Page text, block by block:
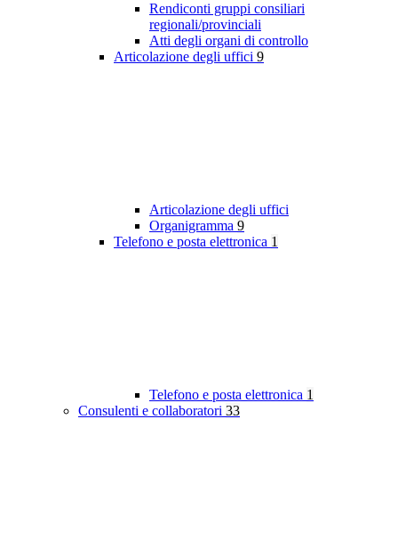
Rendiconti gruppi consiliari
regionali/provinciali
Atti degli organi di controllo
Articolazione degli uffici 9
Articolazione degli uffici
Organigramma 9
Telefono e posta elettronica 1
Telefono e posta elettronica 1
Consulenti e collaboratori 33